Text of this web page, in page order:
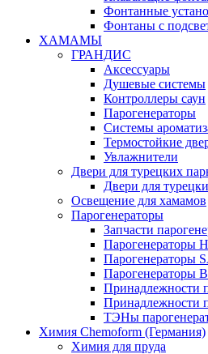
Фонтанные
Фонтаны с
ХАМАМЫ
ГРАНДИС
Аксессуары
Душевые системы
Контроллеры саун
Парогенераторы
Системы
Термостойкие
Увлажнители
Двери для турецких
Двери для
Освещение для хамамов
Парогенераторы
Запчасти
Парогенераторы
Парогенераторы
Парогенераторы
Принадлежности
Принадлежности
ТЭНы
Химия Chemoform (Германия)
Химия для пруда